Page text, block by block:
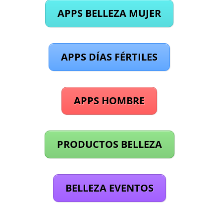
APPS BELLEZA MUJER
APPS DÍAS FÉRTILES
APPS HOMBRE
PRODUCTOS BELLEZA
BELLEZA EVENTOS